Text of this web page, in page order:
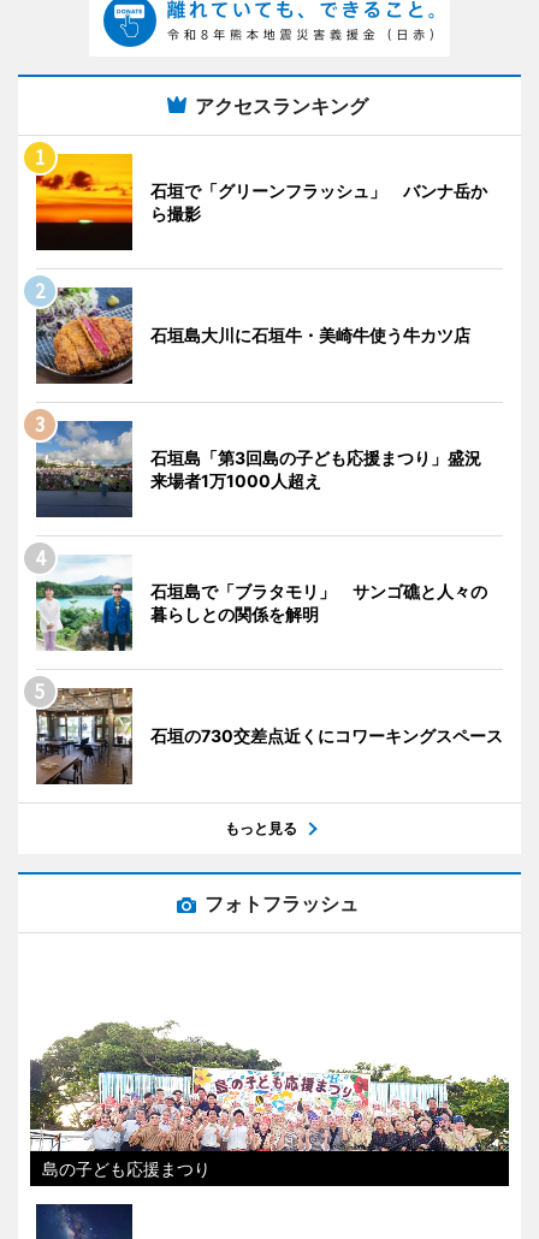
アクセスランキング
石垣で「グリーンフラッシュ」 バンナ岳か
ら撮影
石垣島大川に石垣牛・美崎牛使う牛カツ店
石垣島「第3回島の子ども応援まつり」盛況
来場者1万1000人超え
石垣島で「ブラタモリ」 サンゴ礁と人々の
暮らしとの関係を解明
石垣の730交差点近くにコワーキングスペース
もっと見る
フォトフラッシュ
島の子ども応援まつり